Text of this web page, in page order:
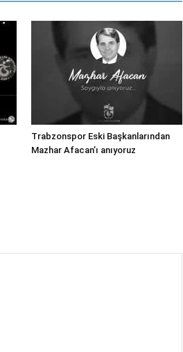
Trabzonspor Eski Başkanlarından
Mazhar Afacan’ı anıyoruz